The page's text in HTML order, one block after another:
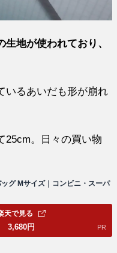
地が使われており、
いるあいだも形が崩れ
25cm。日々の買い物
グ Mサイズ｜コンビニ・スーパ
3,680円
天で見る
PR